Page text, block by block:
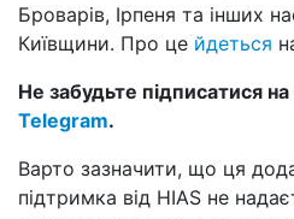
Броварів, Ірпеня та інших
Київщини. Про це йдеться
Не забудьте підписатися на
Telegram.
Варто зазначити, що ця
підтримка від HIAS не